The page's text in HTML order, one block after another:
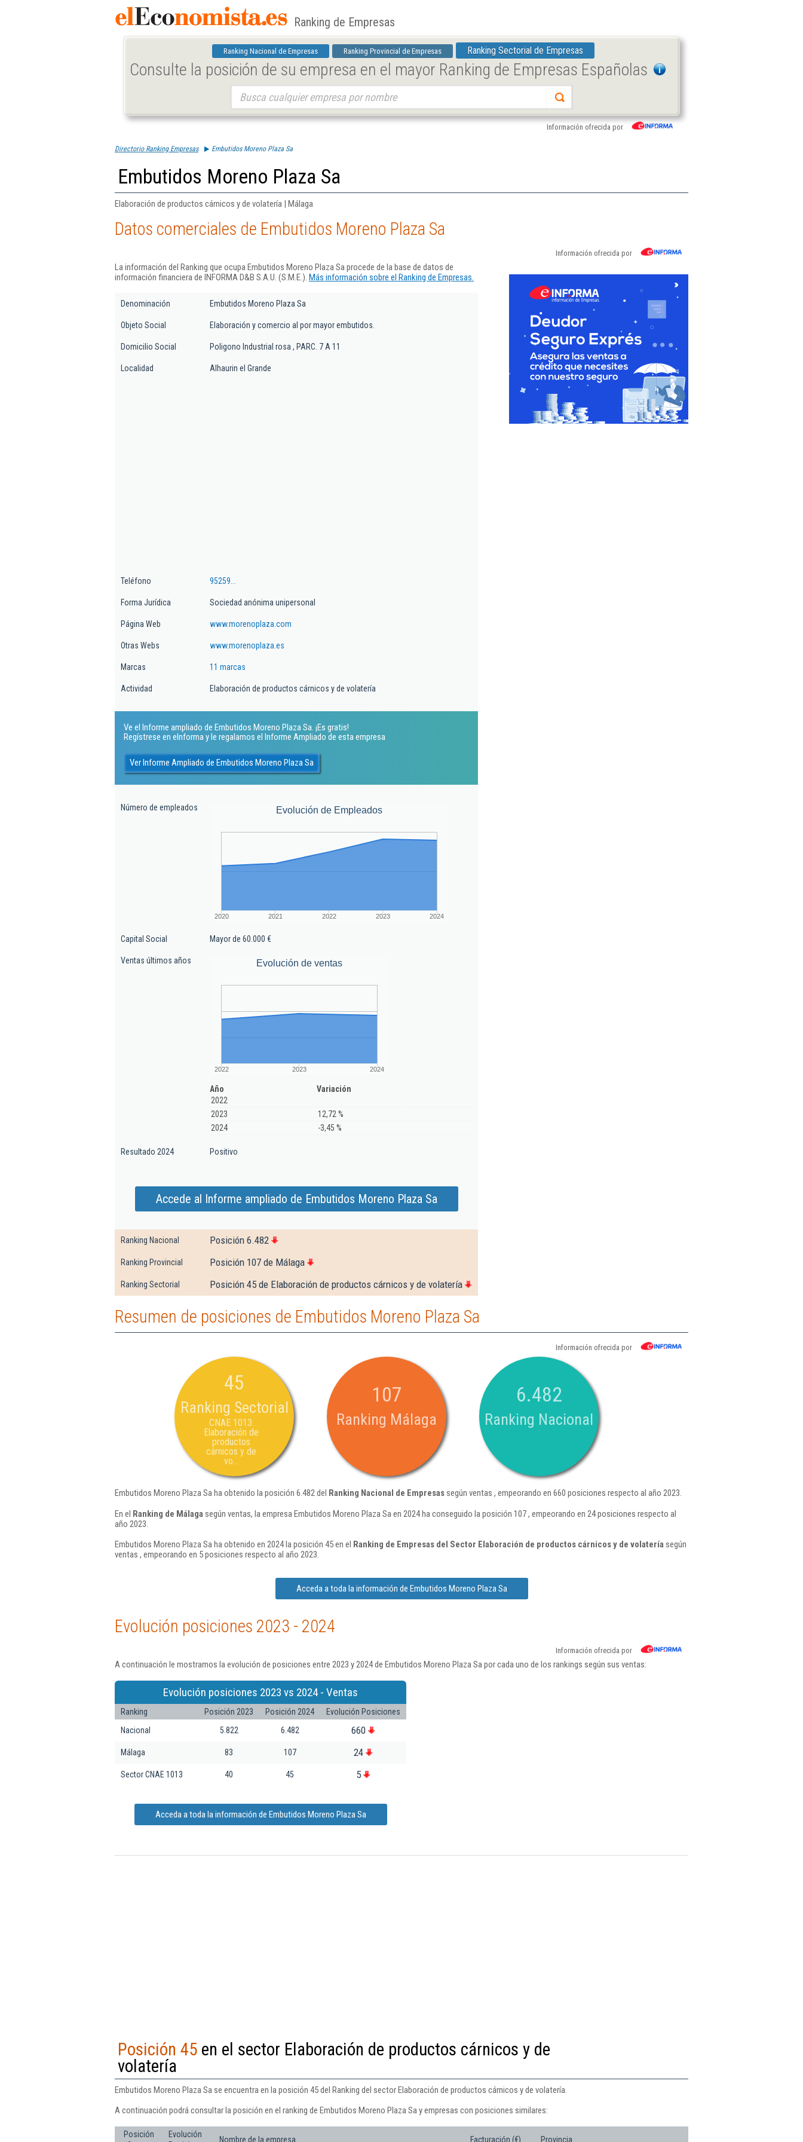
Ranking de Empresas
Ranking Nacional de Empresas Ranking Provincial de Empresas Ranking Sectorial de Empresas
Consulte la posición de su empresa en el mayor Ranking de Empresas Españolas
Información ofrecida por
Directorio Ranking Empresas Embutidos Moreno Plaza Sa
Embutidos Moreno Plaza Sa
Elaboración de productos cárnicos y de volatería | Málaga
Datos comerciales de Embutidos Moreno Plaza Sa
Información ofrecida por
La información del Ranking que ocupa Embutidos Moreno Plaza Sa procede de la base de datos de
información financiera de INFORMA D&B S.A.U. (S.M.E.). Más información sobre el Ranking de Empresas.
Denominación Embutidos Moreno Plaza Sa
Objeto Social Elaboración y comercio al por mayor embutidos.
Domicilio Social Poligono Industrial rosa , PARC. 7 A 11
Localidad Alhaurin el Grande
Teléfono 95259...
Forma Jurídica Sociedad anónima unipersonal
Página Web www.morenoplaza.com
Otras Webs www.morenoplaza.es
Marcas 11 marcas
Actividad Elaboración de productos cárnicos y de volatería
Ve el Informe ampliado de Embutidos Moreno Plaza Sa. ¡Es gratis!
Regístrese en eInforma y le regalamos el Informe Ampliado de esta empresa
Ver Informe Ampliado de Embutidos Moreno Plaza Sa
Número de empleados Evolución de Empleados
2020 2021 2022 2023 2024
Capital Social Mayor de 60.000 €
Ventas últimos años Evolución de ventas
2022 2023 2024
Año
Variación
2022
2023
12,72 %
2024
-3,45 %
Resultado 2024 Positivo
Accede al Informe ampliado de Embutidos Moreno Plaza Sa
Ranking Nacional Posición 6.482
Ranking Provincial Posición 107 de Málaga
Ranking Sectorial Posición 45 de Elaboración de productos cárnicos y de volatería
Resumen de posiciones de Embutidos Moreno Plaza Sa
Información ofrecida por
45
Ranking Sectorial
CNAE 1013:
Elaboración de
productos
cárnicos y de
vo...
107
Ranking Málaga
6.482
Ranking Nacional
Embutidos Moreno Plaza Sa ha obtenido la posición 6.482 del Ranking Nacional de Empresassegún ventas , empeorando en 660 posiciones respecto al año 2023.
En el Ranking de Málaga según ventas, la empresa Embutidos Moreno Plaza Sa en 2024 ha conseguido la posición 107 , empeorando en 24 posiciones respecto al
año 2023.
Embutidos Moreno Plaza Sa ha obtenido en 2024 la posición 45 en el Ranking de Empresas del Sector Elaboración de productos cárnicos y de volateríasegún
ventas , empeorando en 5 posiciones respecto al año 2023.
Acceda a toda la información de Embutidos Moreno Plaza Sa
Evolución posiciones 2023 - 2024
Información ofrecida por
A continuación le mostramos la evolución de posiciones entre 2023 y 2024 de Embutidos Moreno Plaza Sa por cada uno de los rankings según sus ventas:
Evolución posiciones 2023 vs 2024 - Ventas
Ranking Posición 2023 Posición 2024
Evolución Posiciones
Nacional
5.822 6.482 660
Málaga 83 107 24
Sector CNAE 1013 40 45 5
Acceda a toda la información de Embutidos Moreno Plaza Sa
Posición 45 en el sector Elaboración de productos cárnicos y de
volatería
Embutidos Moreno Plaza Sa se encuentra en la posición 45 del Ranking del sector Elaboración de productos cárnicos y de volatería.
A continuación podrá consultar la posición en el ranking de Embutidos Moreno Plaza Sa y empresas con posiciones similares:
Posición
Evolución
Nombre de la empresa Facturación (€) Provincia